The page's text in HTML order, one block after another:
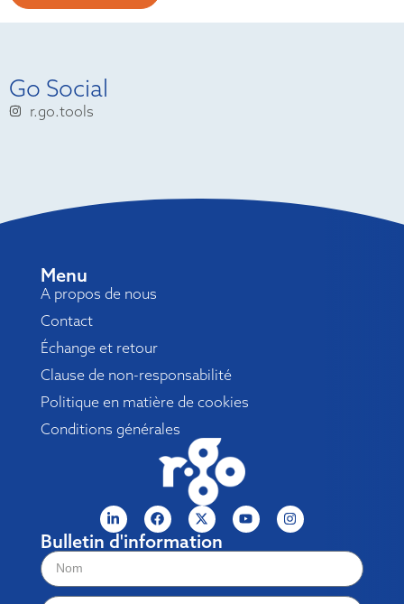
Go Social
r.go.tools
Menu
A propos de nous
Contact
Échange et retour
Clause de non-responsabilité
Politique en matière de cookies
Conditions générales
Bulletin d'information